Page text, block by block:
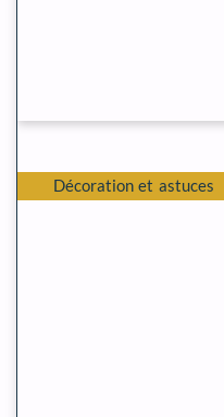
Décoration et astuces